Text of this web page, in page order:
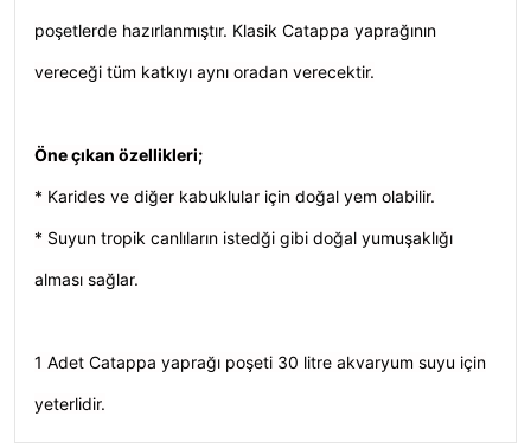
poşetlerde hazırlanmıştır. Klasik Catappa yaprağının
vereceği tüm katkıyı aynı oradan verecektir.
Öne çıkan özellikleri;
* Karides ve diğer kabuklular için doğal yem olabilir.
* Suyun tropik canlıların istedği gibi doğal yumuşaklığı
alması sağlar.
1 Adet Catappa yaprağı poşeti 30 litre akvaryum suyu için
yeterlidir.